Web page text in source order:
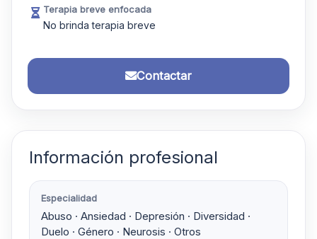
Terapia breve enfocada
No brinda terapia breve
Contactar
Información profesional
Especialidad
Abuso · Ansiedad · Depresión · Diversidad ·
Duelo · Género · Neurosis · Otros